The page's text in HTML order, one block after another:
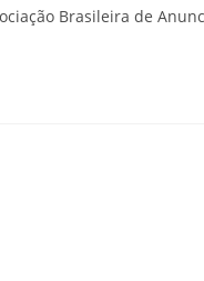
Brasileira de